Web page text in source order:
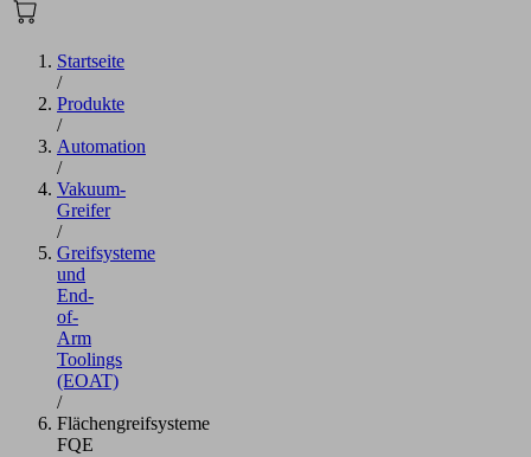
Startseite
/
Produkte
/
Automation
/
Vakuum-
Greifer
/
Greifsysteme
und
End-
of-
Arm
Toolings
(EOAT)
/
Flächengreifsysteme
FQE